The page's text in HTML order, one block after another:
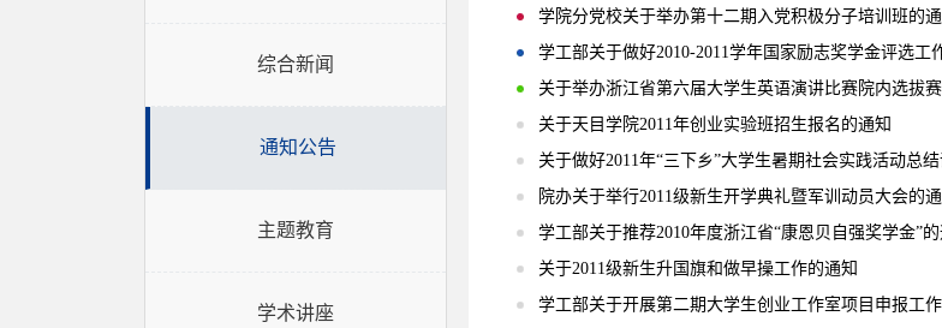
综合新闻
通知公告
主题教育
学术讲座
学院分党校关于举办第十二期入党积极分子培训班的
学工部关于做好2010-2011学年国家励志奖学金评选工
关于举办浙江省第六届大学生英语演讲比赛院内选拔
关于天目学院2011年创业实验班招生报名的通知
关于做好2011年“三下乡”大学生暑期社会实践活动总
院办关于举行2011级新生开学典礼暨军训动员大会的
学工部关于推荐2010年度浙江省“康恩贝自强奖学金”的
关于2011级新生升国旗和做早操工作的通知
学工部关于开展第二期大学生创业工作室项目申报工